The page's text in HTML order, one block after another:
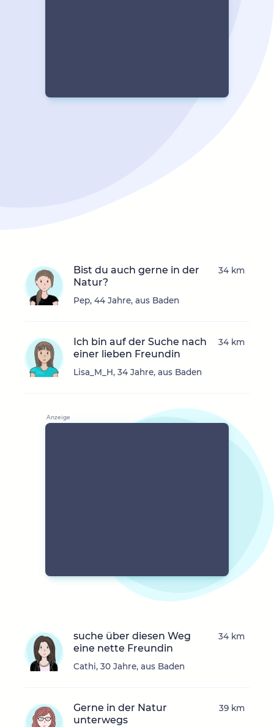
Bist du auch gerne in der
Natur?
Pep, 44 Jahre, aus Baden
34 km
Ich bin auf der Suche nach
einer lieben Freundin
Lisa_M_H, 34 Jahre, aus Baden
34 km
suche über diesen Weg
eine nette Freundin
Cathi, 30 Jahre, aus Baden
34 km
Gerne in der Natur
unterwegs
39 km